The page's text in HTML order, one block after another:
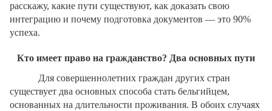
расскажу, какие пути существуют, как доказать свою
интеграцию и почему подготовка документов — это 90%
успеха.
Кто имеет право на гражданство? Два основных пути
Для совершеннолетних граждан других стран
существует два основных способа стать бельгийцем,
основанных на длительности проживания. В обоих случаях